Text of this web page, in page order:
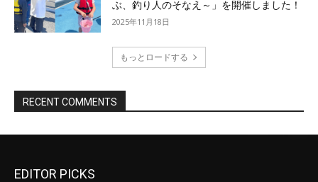
EDITOR PICKS